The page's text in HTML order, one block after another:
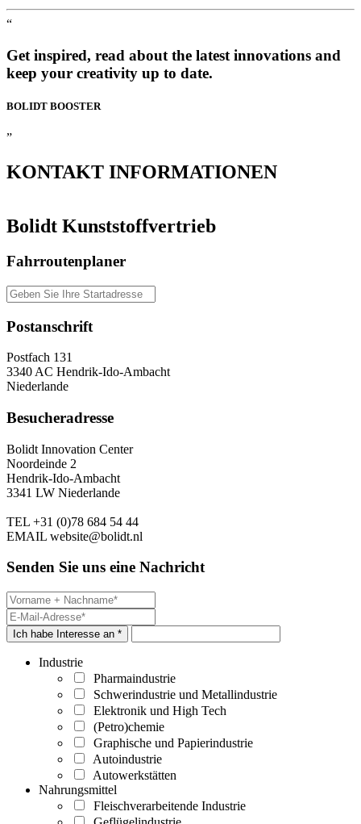
“
Get inspired, read about the latest innovations and
keep your creativity up to date.
BOLIDT BOOSTER
”
KONTAKT INFORMATIONEN
Bolidt Kunststoffvertrieb
Fahrroutenplaner
Postanschrift
Postfach 131
3340 AC Hendrik-Ido-Ambacht
Niederlande
Besucheradresse
Bolidt Innovation Center
Noordeinde 2
Hendrik-Ido-Ambacht
3341 LW Niederlande
TEL +31 (0)78 684 54 44
EMAIL website@bolidt.nl
Senden Sie uns eine Nachricht
Ich habe Interesse an *
Industrie
Pharmaindustrie
Schwerindustrie und Metallindustrie
Elektronik und High Tech
(Petro)chemie
Graphische und Papierindustrie
Autoindustrie
Autowerkstätten
Nahrungsmittel
Fleischverarbeitende Industrie